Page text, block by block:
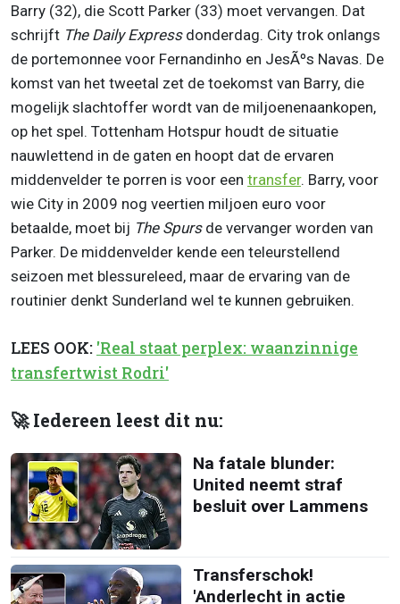
Barry (32), die Scott Parker (33) moet vervangen. Dat
schrijft The Daily Expressdonderdag. City trok onlangs
de portemonnee voor Fernandinho en JesÃºs Navas. De
komst van het tweetal zet de toekomst van Barry, die
mogelijk slachtoffer wordt van de miljoenenaankopen,
op het spel. Tottenham Hotspur houdt de situatie
nauwlettend in de gaten en hoopt dat de ervaren
middenvelder te porren is voor een transfer. Barry, voor
wie City in 2009 nog veertien miljoen euro voor
betaalde, moet bij The Spursde vervanger worden van
Parker. De middenvelder kende een teleurstellend
seizoen met blessureleed, maar de ervaring van de
routinier denkt Sunderland wel te kunnen gebruiken.
LEES OOK: 'Real staat perplex: waanzinnige
transfertwist Rodri'
🚀 Iedereen leest dit nu:
Na fatale blunder:
United neemt straf
besluit over Lammens
Transferschok!
'Anderlecht in actie